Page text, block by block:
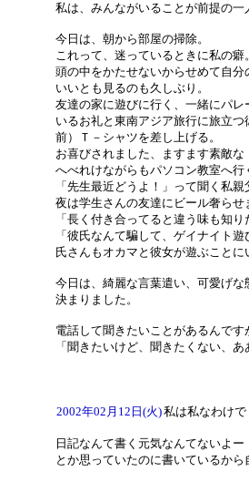
私は、みんながいることが前提の
今日は、朝から部屋の掃除。
これって、迷っているときに私の癖
頭の中をかたせないからせめて自分
いいとも見るのも久しぶり。
友達の家に遊びに行く、一緒にパ
いるお礼と東南アジア旅行に旅立
前）Ｔ－シャツを差し上げる。
お喜びされました、ますます素敵
へべれけながらもパソコン教室へ行
「先生最近どうよ！」って聞く私
夜は学生さんの友達にビール奢ら
「長く付き合ってると違う味も知
「彼氏なんて騙して、ゲイナイト
氏さんもオカマと彼女が遊ぶこと
今日は、綺麗な言葉遣い、可愛げ
決まりました。
電話して聞きたいことがあるんで
「聞きたいけど、聞きたくない、
2002年02月12日(火)私は私なわけで
日記なんて書く元気なんてないよー
とか思っていたのに書いているか